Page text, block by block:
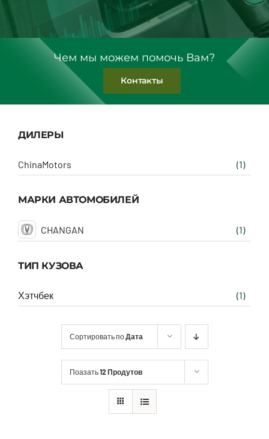
Чем мы можем помочь Вам?
Контакты
ДИЛЕРЫ
ChinaMotors (1)
МАРКИ АВТОМОБИЛЕЙ
CHANGAN (1)
ТИП КУЗОВА
Хэтчбек (1)
Сортировать по Дата
Поазать12 Продутов